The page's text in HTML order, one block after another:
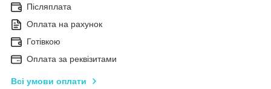
Післяплата
Оплата на рахунок
Готівкою
Оплата за реквізитами
Всі умови оплати